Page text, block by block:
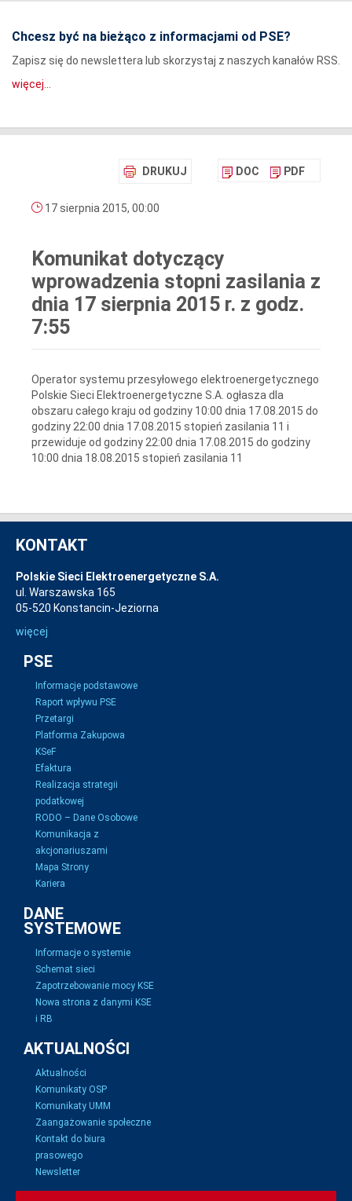
Chcesz być na bieżąco z informacjami od PSE?
Zapisz się do newslettera lub skorzystaj z naszych kanałów RSS.
więcej...
DRUKUJ DOC PDF
17 sierpnia 2015, 00:00
Komunikat dotyczący
wprowadzenia stopni zasilania z
dnia 17 sierpnia 2015 r. z godz.
7:55
Operator systemu przesyłowego elektroenergetycznego
Polskie Sieci Elektroenergetyczne S.A. ogłasza dla
obszaru całego kraju od godziny 10:00 dnia 17.08.2015 do
godziny 22:00 dnia 17.08.2015 stopień zasilania 11 i
przewiduje od godziny 22:00 dnia 17.08.2015 do godziny
10:00 dnia 18.08.2015 stopień zasilania 11
KONTAKT
Polskie Sieci Elektroenergetyczne S.A.
ul. Warszawska 165
05-520 Konstancin-Jeziorna
więcej
PSE
Informacje podstawowe
Raport wpływu PSE
Przetargi
Platforma Zakupowa
KSeF
Efaktura
Realizacja strategii
podatkowej
RODO – Dane Osobowe
Komunikacja z
akcjonariuszami
Mapa Strony
Kariera
DANE
SYSTEMOWE
Informacje o systemie
Schemat sieci
Zapotrzebowanie mocy KSE
Nowa strona z danymi KSE
i RB
AKTUALNOŚCI
Aktualności
Komunikaty OSP
Komunikaty UMM
Zaangażowanie społeczne
Kontakt do biura
prasowego
Newsletter